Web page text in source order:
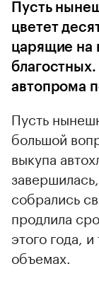
Пусть
цветет
царящие на
автопрома
Пусть
большой
выкупа
собрались
продлила
этого года,
объемах.